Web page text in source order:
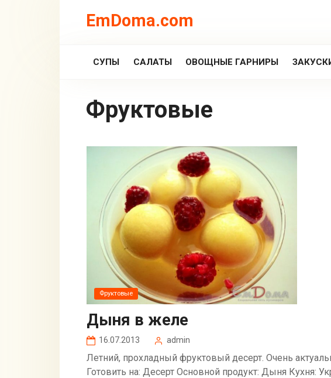
EmDoma.com
СУПЫ САЛАТЫ ОВОЩНЫЕ ГАРНИРЫ
Фруктовые
Фруктовые
Дыня в желе
16.07.2013 admin
Летний, прохладный фруктовый десерт. Очень
Готовить на: Десерт Основной продукт: Дыня Кухня: